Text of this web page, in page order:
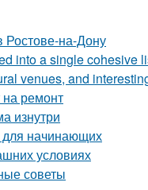
Ростове-на-Дону
into a single cohesive
venues, and
на ремонт
изнутри
для начинающих
условиях
советы